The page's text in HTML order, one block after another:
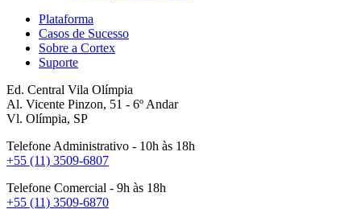
Plataforma
Casos de Sucesso
Sobre a Cortex
Suporte
Ed. Central Vila Olímpia
Al. Vicente Pinzon, 51 - 6º Andar
Vl. Olímpia, SP
Telefone Administrativo - 10h às 18h
+55 (11) 3509-6807
Telefone Comercial - 9h às 18h
+55 (11) 3509-6870